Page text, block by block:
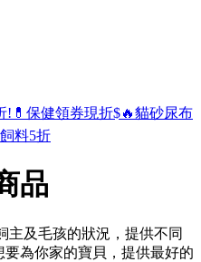
! 💊保健領券現折$🔥貓砂尿布
料5折
品
主及毛孩的狀況，提供不同
為你家的寶貝，提供最好的